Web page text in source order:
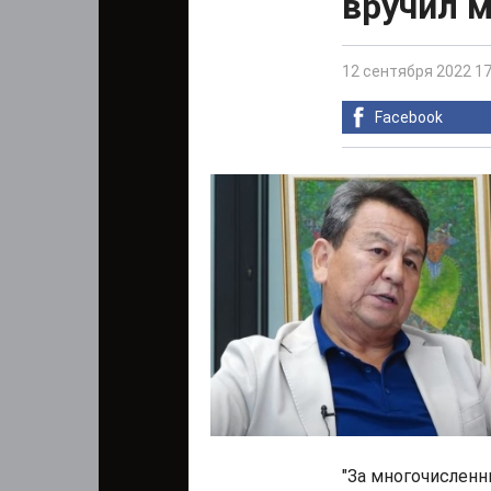
12 сентября 2022
Facebook
"За